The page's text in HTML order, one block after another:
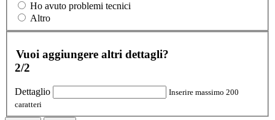
Ho avuto problemi tecnici
Altro
Vuoi aggiungere altri dettagli?
2/2
Dettaglio
Inserire massimo 200
caratteri